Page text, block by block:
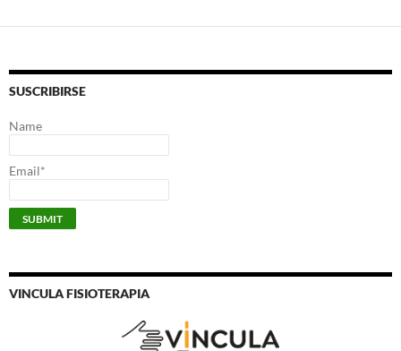
SUSCRIBIRSE
Name
Email*
VINCULA FISIOTERAPIA